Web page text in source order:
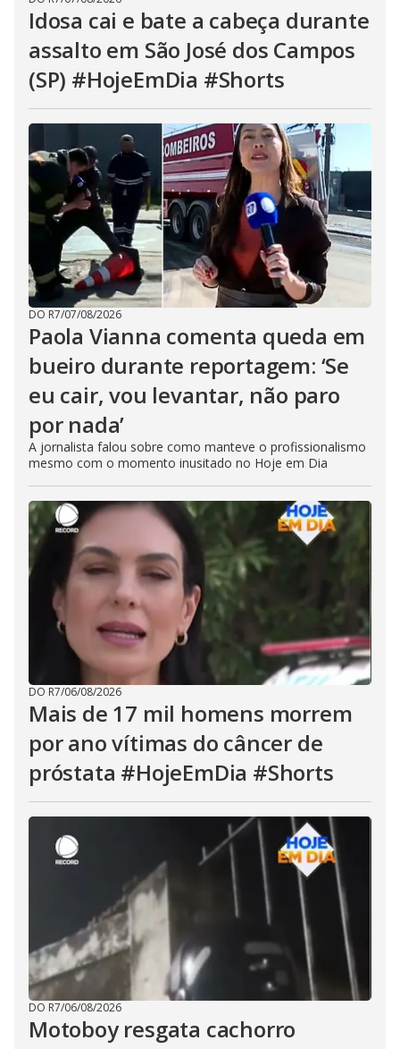
Idosa cai e bate a cabeça durante
assalto em São José dos Campos
(SP) #HojeEmDia #Shorts
DO R7/07/08/2026
Paola Vianna comenta queda em
bueiro durante reportagem: ‘Se
eu cair, vou levantar, não paro
por nada’
A jornalista falou sobre como manteve o profissionalismo
mesmo com o momento inusitado no Hoje em Dia
DO R7/06/08/2026
Mais de 17 mil homens morrem
por ano vítimas do câncer de
próstata #HojeEmDia #Shorts
DO R7/06/08/2026
Motoboy resgata cachorro